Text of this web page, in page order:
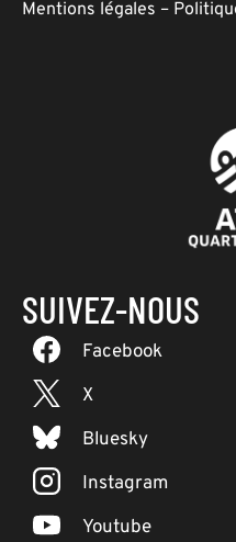
Mentions légales –
SUIVEZ-NOUS
Facebook
X
Bluesky
Instagram
Youtube